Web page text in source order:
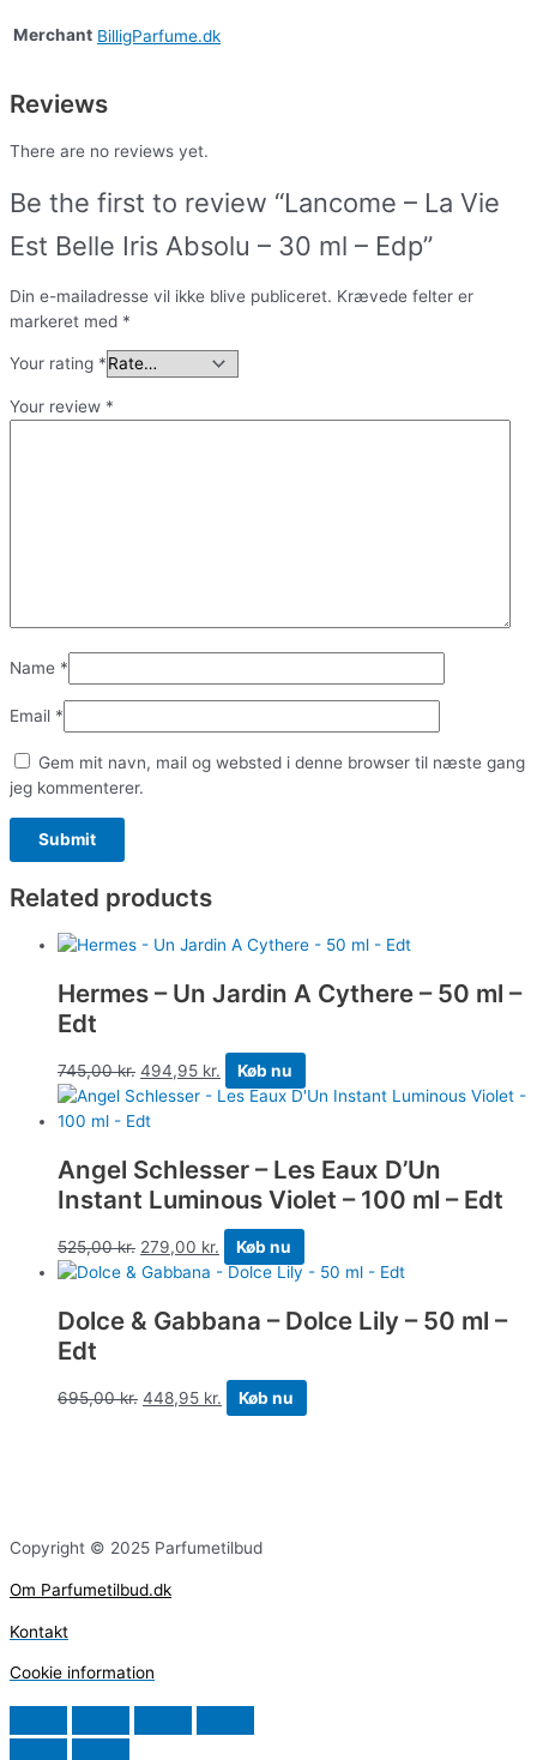
Merchant BilligParfume.dk
Reviews
There are no reviews yet.
Be the first to review “Lancome – La Vie
Est Belle Iris Absolu – 30 ml – Edp”
Din e-mailadresse vil ikke blive publiceret. Krævede felter er
markeret med *
Your rating *
Your review *
Name *
Email *
Gem mit navn, mail og websted i denne browser til næste gang
jeg kommenterer.
Related products
Hermes – Un Jardin A Cythere – 50 ml –
Edt
745,00kr. 494,95 kr. Køb nu
Angel Schlesser – Les Eaux D’Un
Instant Luminous Violet – 100 ml – Edt
525,00kr. 279,00 kr. Køb nu
Dolce & Gabbana – Dolce Lily – 50 ml –
Edt
695,00kr. 448,95 kr. Køb nu
Copyright © 2025 Parfumetilbud
Om Parfumetilbud.dk
Kontakt
Cookie information